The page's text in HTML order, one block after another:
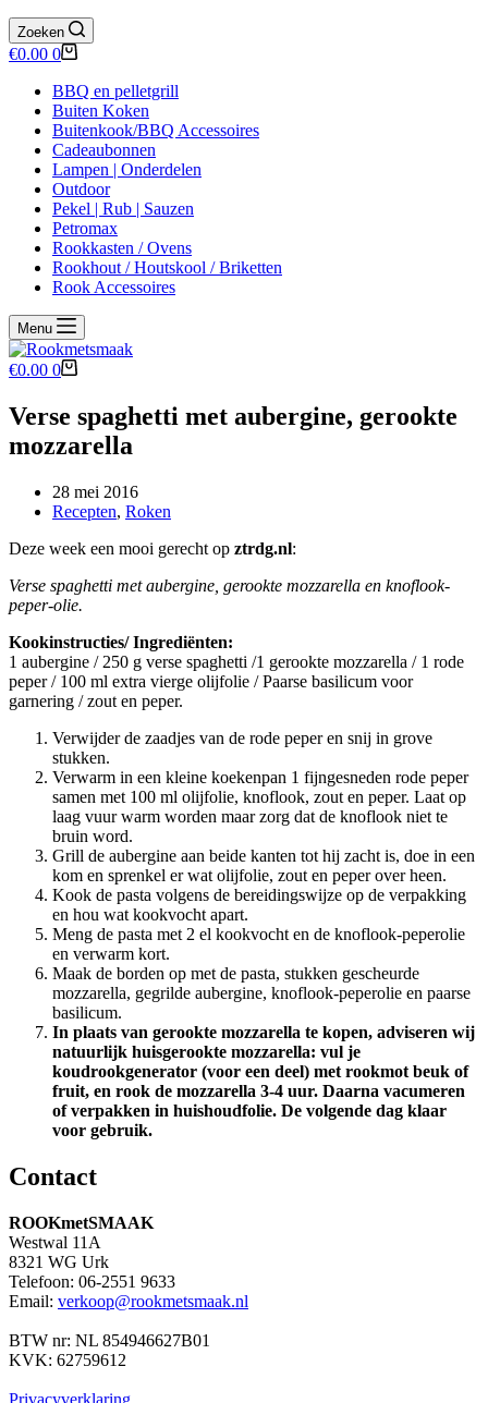
Zoeken
Winkelwagen
€0.00 0
BBQ en pelletgrill
Buiten Koken
Buitenkook/BBQ Accessoires
Cadeaubonnen
Lampen | Onderdelen
Outdoor
Pekel | Rub | Sauzen
Petromax
Rookkasten / Ovens
Rookhout / Houtskool / Briketten
Rook Accessoires
Menu
Winkelwagen
€0.00 0
Verse spaghetti met aubergine, gerookte
mozzarella
28 mei 2016
Recepten, Roken
Deze week een mooi gerecht op ztrdg.nl:
Verse spaghetti met aubergine, gerookte mozzarella en knoflook-
peper-olie.
Kookinstructies/ Ingrediënten:
1 aubergine / 250 g verse spaghetti /1 gerookte mozzarella / 1 rode
peper / 100 ml extra vierge olijfolie / Paarse basilicum voor
garnering / zout en peper.
Verwijder de zaadjes van de rode peper en snij in grove
stukken.
Verwarm in een kleine koekenpan 1 fijngesneden rode peper
samen met 100 ml olijfolie, knoflook, zout en peper. Laat op
laag vuur warm worden maar zorg dat de knoflook niet te
bruin word.
Grill de aubergine aan beide kanten tot hij zacht is, doe in een
kom en sprenkel er wat olijfolie, zout en peper over heen.
Kook de pasta volgens de bereidingswijze op de verpakking
en hou wat kookvocht apart.
Meng de pasta met 2 el kookvocht en de knoflook-peperolie
en verwarm kort.
Maak de borden op met de pasta, stukken gescheurde
mozzarella, gegrilde aubergine, knoflook-peperolie en paarse
basilicum.
In plaats van gerookte mozzarella te kopen, adviseren wij
natuurlijk huisgerookte mozzarella: vul je
koudrookgenerator (voor een deel) met rookmot beuk of
fruit, en rook de mozzarella 3-4 uur. Daarna vacumeren
of verpakken in huishoudfolie. De volgende dag klaar
voor gebruik.
Contact
ROOKmetSMAAK
Westwal 11A
8321 WG Urk
Telefoon: 06-2551 9633
Email: verkoop@rookmetsmaak.nl
BTW nr: NL 854946627B01
KVK: 62759612
Privacyverklaring